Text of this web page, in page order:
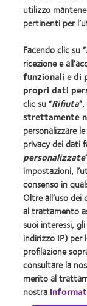
Gestisci
Sede Legale:
Fiscale e
R.E.A.
Società
Sito
CooperVision®
Accertare
utilizzo
pertinenti per
Facendo clic su “
ricezione e
funzionali edi
propri dati
clic su “Rifiuta
strettamente
personalizzare
privacy dei dati
personalizzate
impostazioni,
consenso in
Oltre all’uso dei
al trattamento
suoi interessi,
indirizzo IP) per
profilazione
consultare la
merito al
nostra